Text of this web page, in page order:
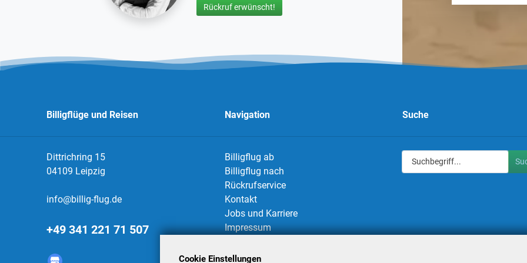
Rückruf erwünscht!
Billigflüge und Reisen
Dittrichring 15
04109 Leipzig
info@billig-flug.de
+49 341 221 71 507
Navigation
Billigflug ab
Billigflug nach
Rückrufservice
Kontakt
Jobs und Karriere
Impressum
AGBs
Suche
Cookie Einstellungen